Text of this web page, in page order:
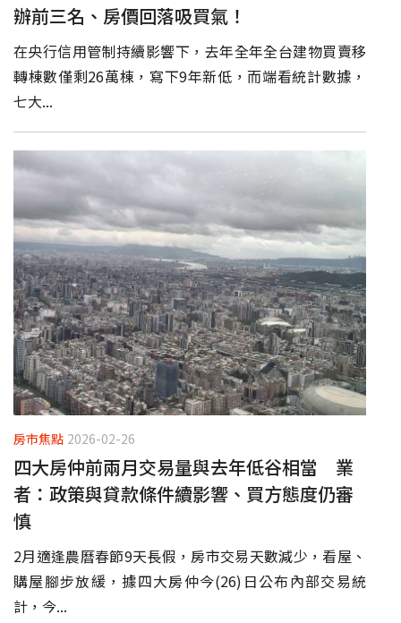
辦前三名、房價回落吸買氣！
在央行信用管制持續影響下，去年全年全台建物買賣移
轉棟數僅剩26萬棟，寫下9年新低，而端看統計數據，
七大...
房市焦點 2026-02-26
四大房仲前兩月交易量與去年低谷相當 業
者：政策與貸款條件續影響、買方態度仍審
慎
2月適逢農曆春節9天長假，房市交易天數減少，看屋、
購屋腳步放緩，據四大房仲今(26)日公布內部交易統
計，今...